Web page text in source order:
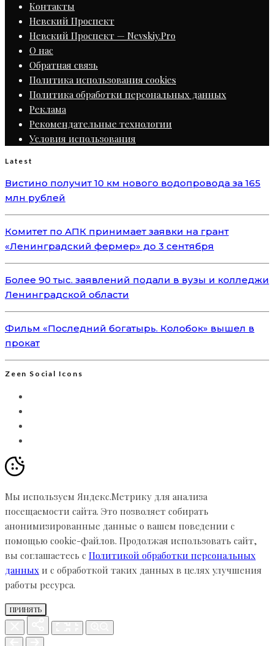
Контакты
Невский Проспект
Невский Проспект — Nevskiy.Pro
О нас
Обратная связь
Политика использования cookies
Политика обработки персональных данных
Реклама
Рекомендательные технологии
Условия использования
Latest
Вистино получит 10 км нового водопровода за 165
млн рублей
Комитет по АПК принимает заявки на грант
«Ленинградский фермер» до 3 сентября
Более 90 тыс. заявлений подали в вузы и колледжи
Ленинградской области
Фильм «Последний богатырь. Колобок» вышел в
прокат
Zeen Social Icons
Мы используем Яндекс.Метрику для анализа
посещаемости сайта. Это позволяет собирать
анонимизированные данные о вашем поведении с
помощью cookie-файлов. Продолжая использовать сайт,
вы соглашаетесь с Политикой обработки персональных
данных и с обработкой таких данных в целях улучшения
работы ресурса.
ПРИНЯТЬ